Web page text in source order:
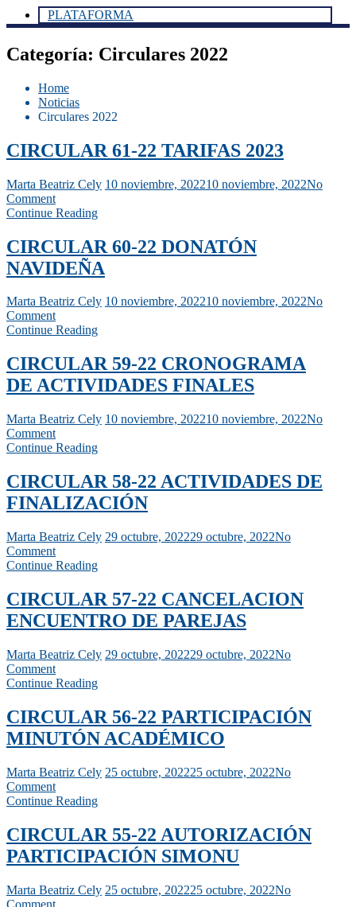
PLATAFORMA
Categoría: Circulares 2022
Home
Noticias
Circulares 2022
CIRCULAR 61-22 TARIFAS 2023
Marta Beatriz Cely 10 noviembre, 202210 noviembre, 2022No
Comment
Continue Reading
CIRCULAR 60-22 DONATÓN
NAVIDEÑA
Marta Beatriz Cely 10 noviembre, 202210 noviembre, 2022No
Comment
Continue Reading
CIRCULAR 59-22 CRONOGRAMA
DE ACTIVIDADES FINALES
Marta Beatriz Cely 10 noviembre, 202210 noviembre, 2022No
Comment
Continue Reading
CIRCULAR 58-22 ACTIVIDADES DE
FINALIZACIÓN
Marta Beatriz Cely 29 octubre, 202229 octubre, 2022No
Comment
Continue Reading
CIRCULAR 57-22 CANCELACION
ENCUENTRO DE PAREJAS
Marta Beatriz Cely 29 octubre, 202229 octubre, 2022No
Comment
Continue Reading
CIRCULAR 56-22 PARTICIPACIÓN
MINUTÓN ACADÉMICO
Marta Beatriz Cely 25 octubre, 202225 octubre, 2022No
Comment
Continue Reading
CIRCULAR 55-22 AUTORIZACIÓN
PARTICIPACIÓN SIMONU
Marta Beatriz Cely 25 octubre, 202225 octubre, 2022No
Comment